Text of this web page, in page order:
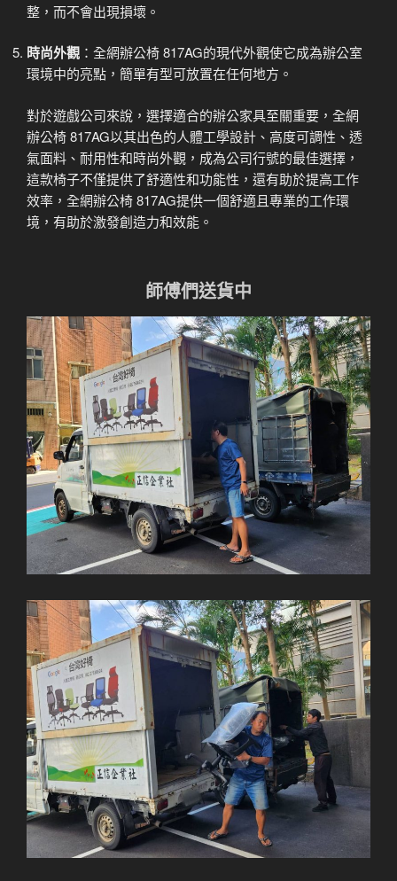
整，而不會出現損壞。
時尚外觀 ：全網辦公椅 817AG的現代外觀使它成為辦公室
環境中的亮點，簡單有型可放置在任何地方。
對於遊戲公司來說，選擇適合的辦公家具至關重要，全網
辦公椅 817AG以其出色的人體工學設計、高度可調性、透
氣面料、耐用性和時尚外觀，成為公司行號的最佳選擇，
這款椅子不僅提供了舒適性和功能性，還有助於提高工作
效率，全網辦公椅 817AG提供一個舒適且專業的工作環
境，有助於激發創造力和效能。
師傅們送貨中